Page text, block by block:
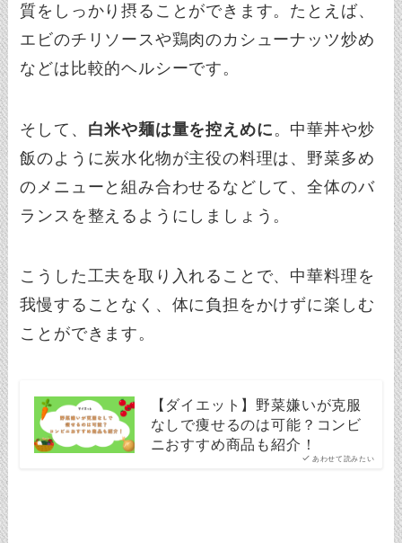
質をしっかり摂ることができます。たとえば、
エビのチリソースや鶏肉のカシューナッツ炒め
などは比較的ヘルシーです。
そして、 白米や麺は量を控えめに 。中華丼や炒
飯のように炭水化物が主役の料理は、野菜多め
のメニューと組み合わせるなどして、全体のバ
ランスを整えるようにしましょう。
こうした工夫を取り入れることで、中華料理を
我慢することなく、体に負担をかけずに楽しむ
ことができます。
あわせて読みたい
【ダイエット】野菜嫌いが克服
なしで痩せるのは可能？コンビ
ニおすすめ商品も紹介！